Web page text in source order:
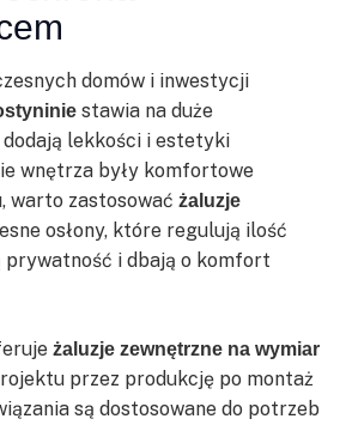
domów i inwestycji
stawia na duże
lekkości i estetyki
wnętrza były komfortowe
warto zastosować żaluzje
osłony, które regulują ilość
prywatność i dbają o komfort
żaluzje zewnętrzne na wymiar
przez produkcję po montaż
są dostosowane do potrzeb